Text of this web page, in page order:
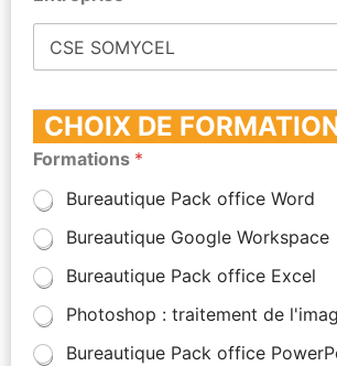
CHOIX DE
Formations *
Bureautique Pack office Word
Bureautique Google Workspace
Bureautique Pack office Excel
Photoshop : traitement de
Bureautique Pack office